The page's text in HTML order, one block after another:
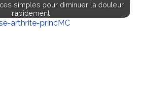
simples pour diminuer la douleur
rapidement